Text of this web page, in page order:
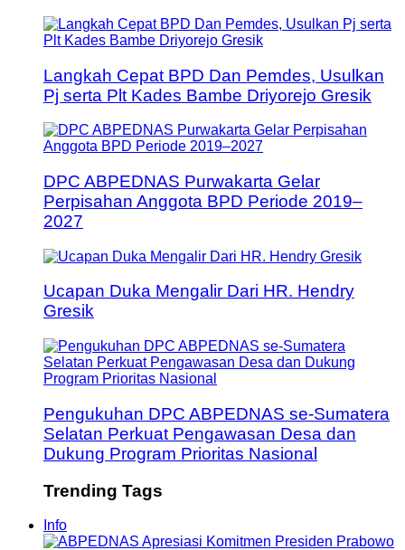
Langkah Cepat BPD Dan Pemdes, Usulkan
Pj serta Plt Kades Bambe Driyorejo Gresik
DPC ABPEDNAS Purwakarta Gelar
Perpisahan Anggota BPD Periode 2019–
2027
Ucapan Duka Mengalir Dari HR. Hendry
Gresik
Pengukuhan DPC ABPEDNAS se-Sumatera
Selatan Perkuat Pengawasan Desa dan
Dukung Program Prioritas Nasional
Trending Tags
Info